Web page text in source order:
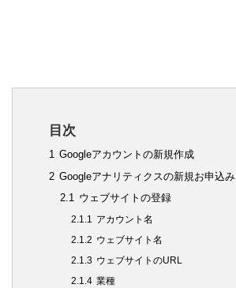
目次
1 Googleアカウントの新規作成
2 Googleアナリティクスの新規お申込み
2.1 ウェブサイトの登録
2.1.1 アカウント名
2.1.2 ウェブサイト名
2.1.3 ウェブサイトのURL
2.1.4 業種